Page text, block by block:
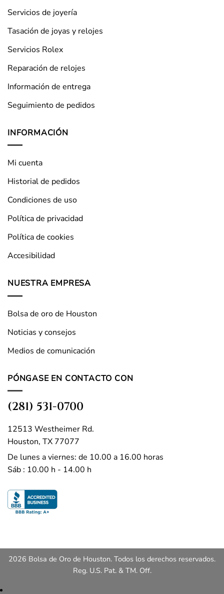
Servicios de joyería
Tasación de joyas y relojes
Servicios Rolex
Reparación de relojes
Información de entrega
Seguimiento de pedidos
INFORMACIÓN
Mi cuenta
Historial de pedidos
Condiciones de uso
Política de privacidad
Política de cookies
Accesibilidad
NUESTRA EMPRESA
Bolsa de oro de Houston
Noticias y consejos
Medios de comunicación
PÓNGASE EN CONTACTO CON
(281) 531-0700
12513 Westheimer Rd.
Houston, TX 77077
De lunes a viernes: de 10.00 a 16.00 horas
Sáb : 10.00 h - 14.00 h
2026 Bolsa de Oro de Houston. Todos los derechos reservados.
Reg. U.S. Pat. & TM. Off.